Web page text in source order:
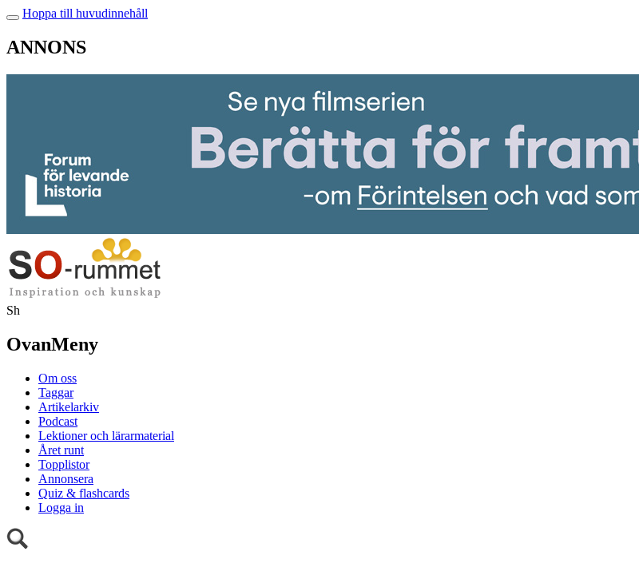
Hoppa till huvudinnehåll
ANNONS
Sh
OvanMeny
Om oss
Taggar
Artikelarkiv
Podcast
Lektioner och lärarmaterial
Året runt
Topplistor
Annonsera
Quiz & flashcards
Logga in